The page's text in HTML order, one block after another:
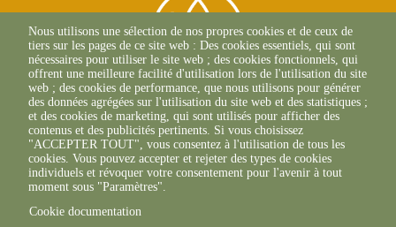
2 Allée Du Lazio
69800 SAINT-PRIEST
+33(0)4 37 43 40 70
Nous utilisons une sélection de nos propres cookies et de ceux de
tiers sur les pages de ce site web : Des cookies essentiels, qui sont
nécessaires pour utiliser le site web ; des cookies fonctionnels, qui
offrent une meilleure facilité d'utilisation lors de l'utilisation du site
web ; des cookies de performance, que nous utilisons pour générer
des données agrégées sur l'utilisation du site web et des statistiques ;
et des cookies de marketing, qui sont utilisés pour afficher des
contenus et des publicités pertinents. Si vous choisissez
"ACCEPTER TOUT", vous consentez à l'utilisation de tous les
cookies. Vous pouvez accepter et rejeter des types de cookies
individuels et révoquer votre consentement pour l'avenir à tout
moment sous "Paramètres".
Cookie documentation